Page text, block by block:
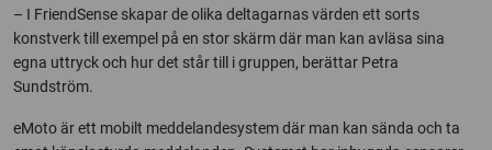
– I FriendSense skapar de olika deltagarnas värden ett sorts
konstverk till exempel på en stor skärm där man kan avläsa sina
egna uttryck och hur det står till i gruppen, berättar Petra
Sundström.
eMoto är ett mobilt meddelandesystem där man kan sända och ta